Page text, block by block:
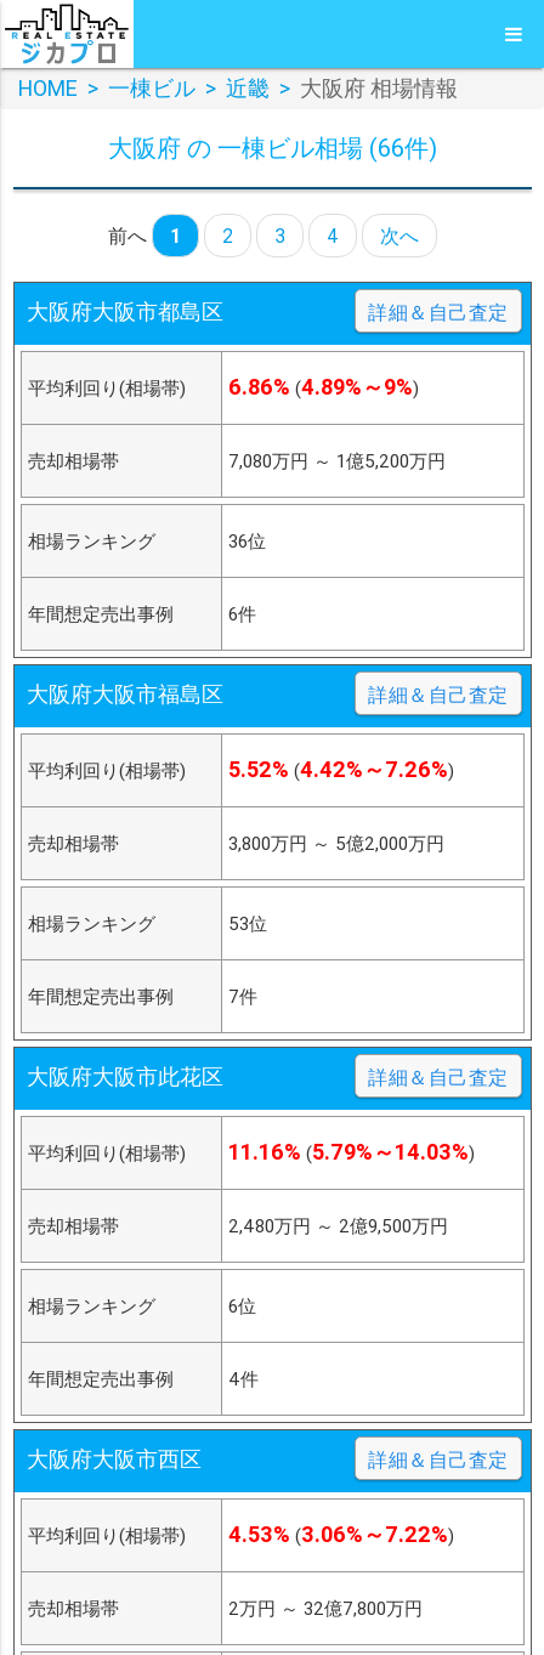
HOME > 一棟ビル > 近畿 > 大阪府 相場情報
大阪府 の 一棟ビル相場 (66件)
前へ 1 2 3 4 次へ
大阪府大阪市都島区 詳細＆自己査定
平均利回り(相場帯) 6.86% (4.89%～9%)
売却相場帯 7,080万円 ～ 1億5,200万円
相場ランキング 36位
年間想定売出事例 6件
大阪府大阪市福島区 詳細＆自己査定
平均利回り(相場帯) 5.52% (4.42%～7.26%)
売却相場帯 3,800万円 ～ 5億2,000万円
相場ランキング 53位
年間想定売出事例 7件
大阪府大阪市此花区 詳細＆自己査定
平均利回り(相場帯) 11.16% (5.79%～14.03%)
売却相場帯 2,480万円 ～ 2億9,500万円
相場ランキング 6位
年間想定売出事例 4件
大阪府大阪市西区 詳細＆自己査定
平均利回り(相場帯) 4.53% (3.06%～7.22%)
売却相場帯 2万円 ～ 32億7,800万円